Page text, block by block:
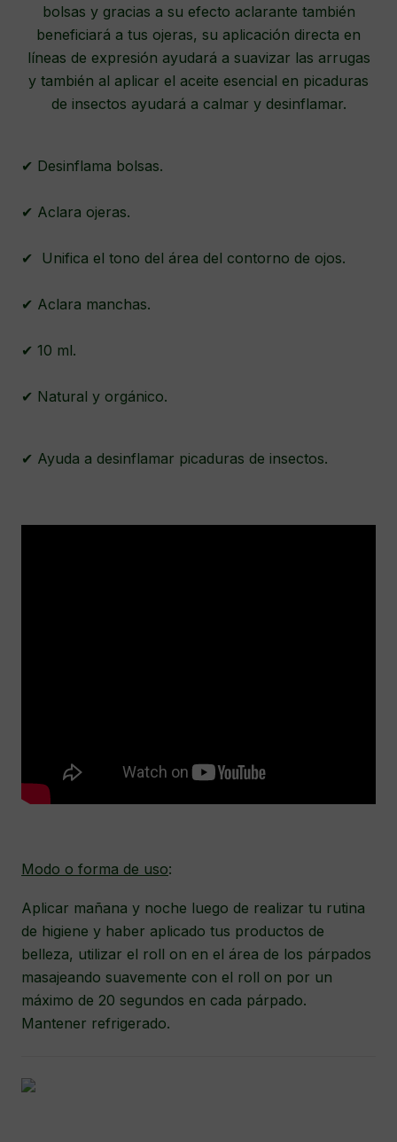
bolsas y gracias a su efecto aclarante también
beneficiará a tus ojeras, su aplicación directa en
líneas de expresión ayudará a suavizar las arrugas
y también al aplicar el aceite esencial en picaduras
de insectos ayudará a calmar y desinflamar.
✔ Desinflama bolsas.
✔ Aclara ojeras.
✔ Unifica el tono del área del contorno de ojos.
✔ Aclara manchas.
✔ 10 ml.
✔ Natural y orgánico.
✔ Ayuda a desinflamar picaduras de insectos.
Modo o forma de uso:
Aplicar mañana y noche luego de realizar tu rutina
de higiene y haber aplicado tus productos de
belleza, utilizar el roll on en el área de los párpados
masajeando suavemente con el roll on por un
máximo de 20 segundos en cada párpado.
Mantener refrigerado.